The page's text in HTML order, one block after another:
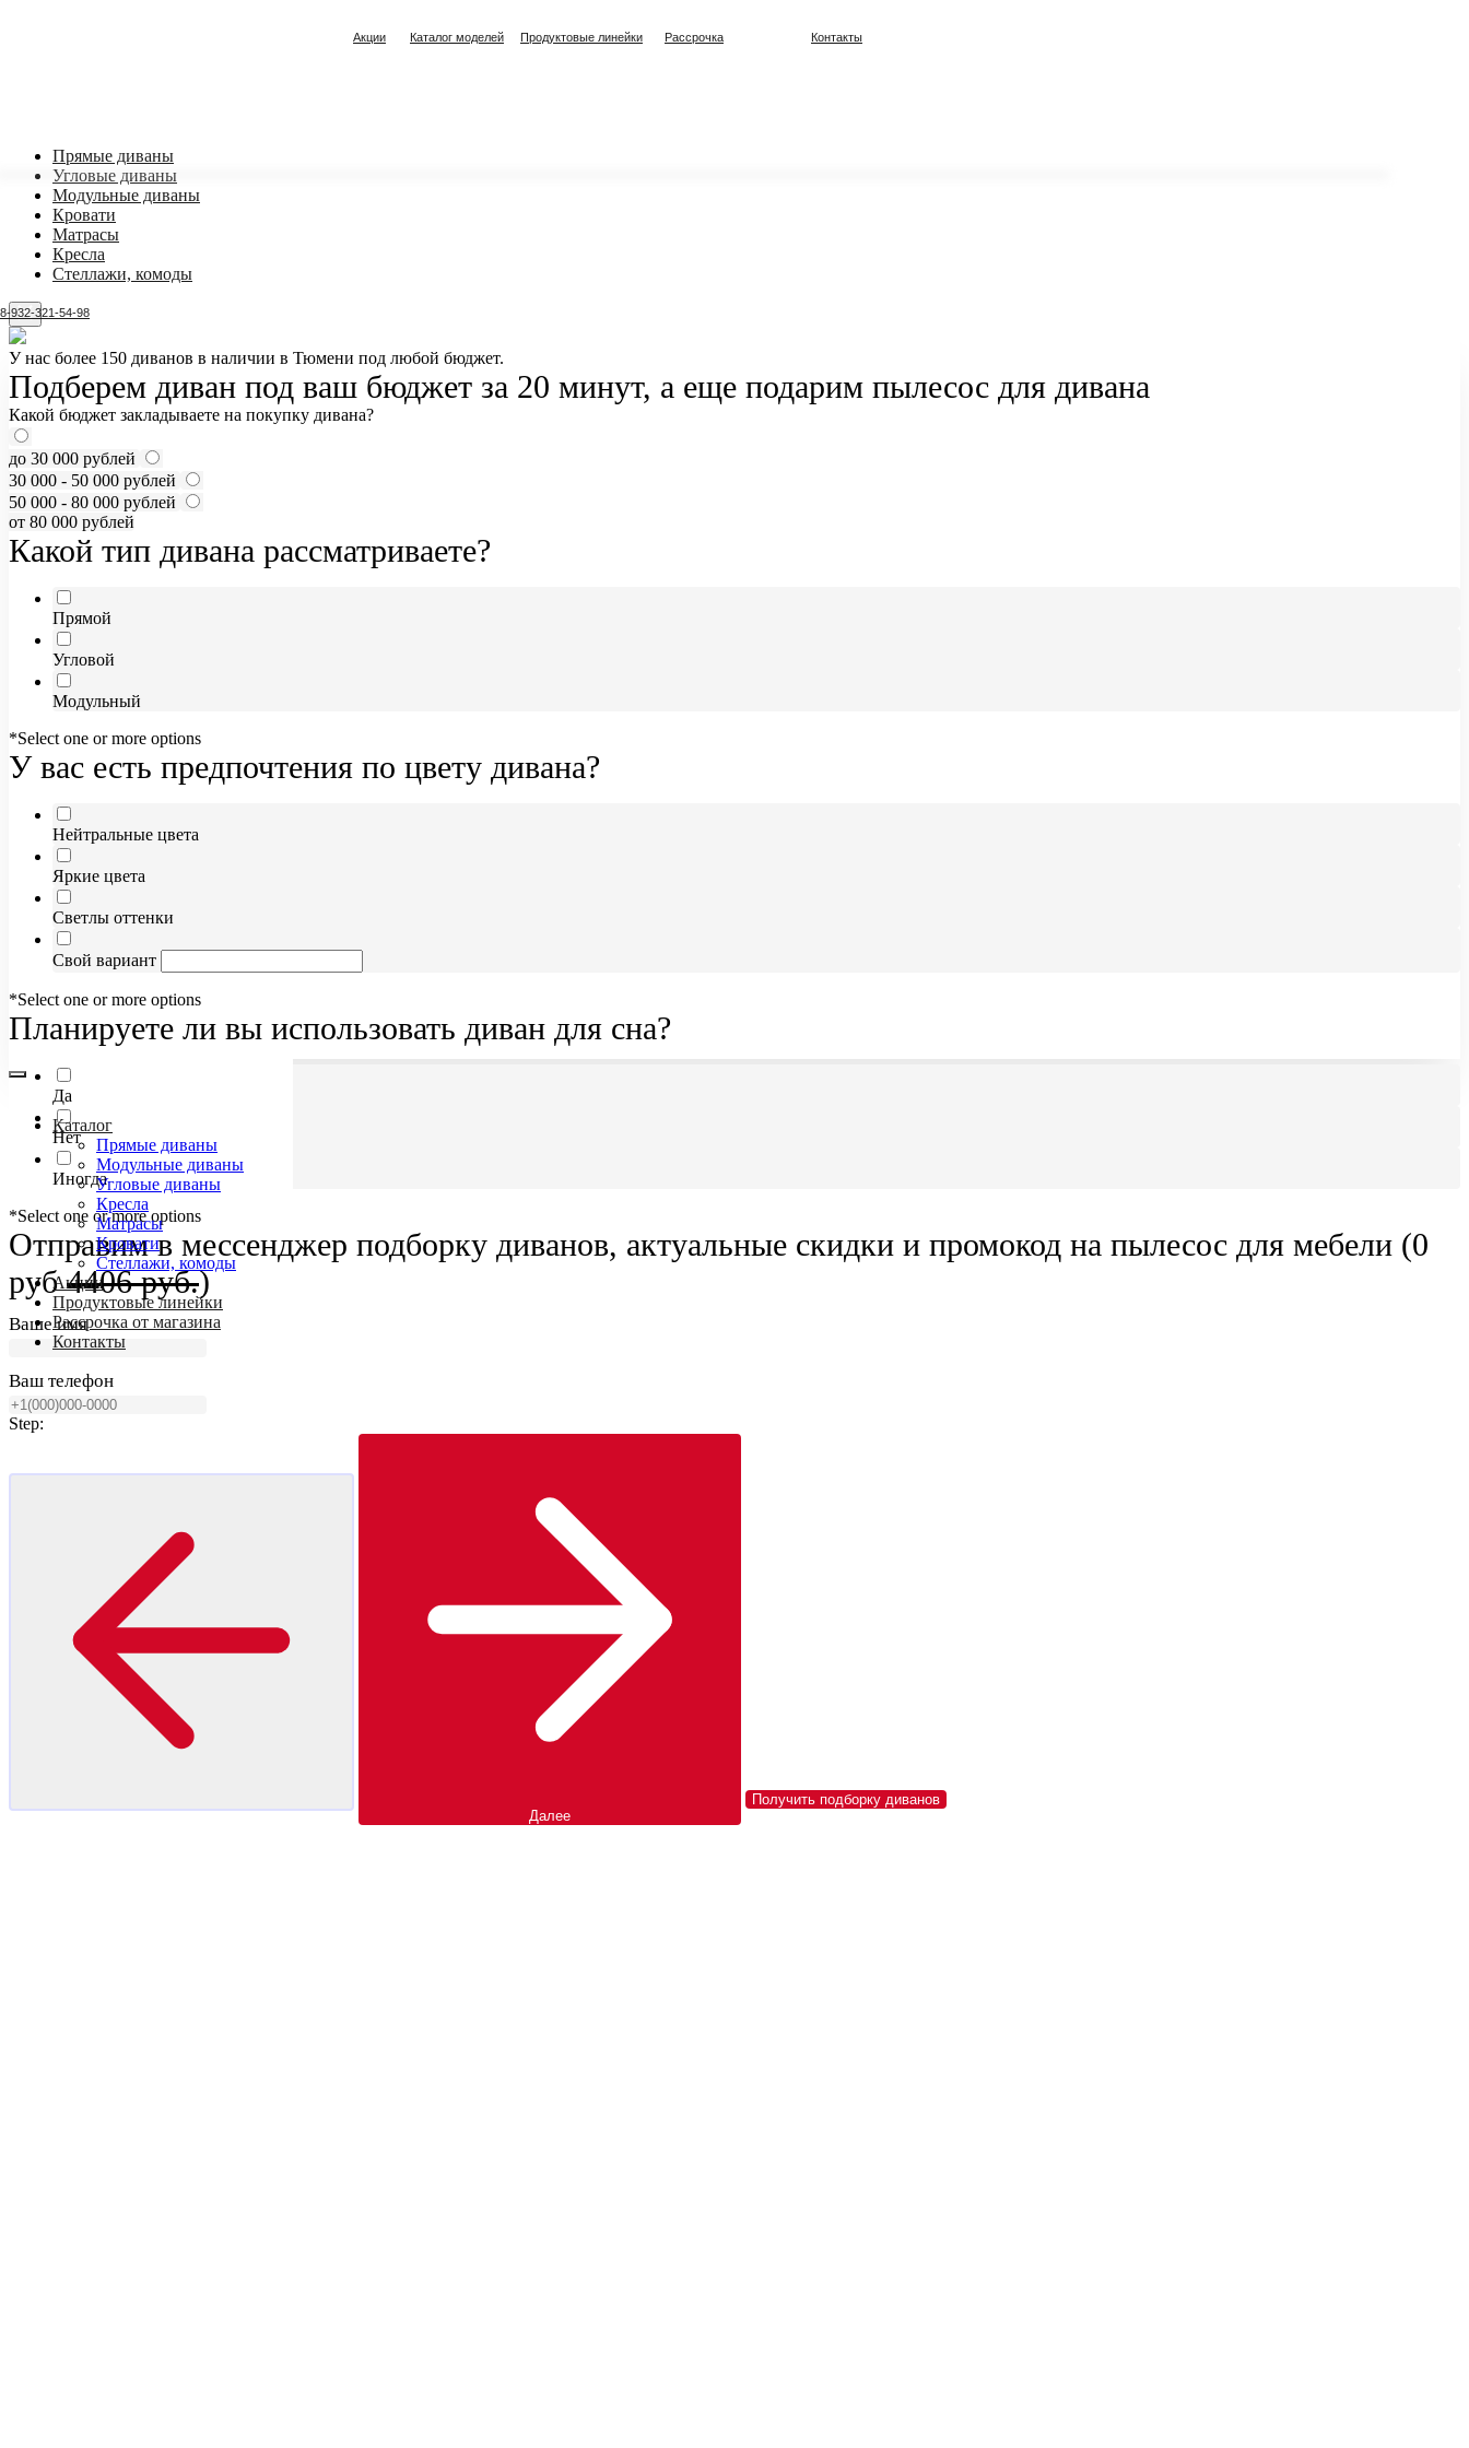
8-932-321-54-98
Акции Каталог моделей Продуктовые линейки Рассрочка Контакты
Прямые диваны
Угловые диваны
Модульные диваны
Кровати
Матрасы
Кресла
Стеллажи, комоды
У нас более 150 диванов в наличии в Тюмени под любой бюджет.
Подберем диван под ваш бюджет за 20 минут, а еще подарим пылесос для дивана
Какой бюджет закладываете на покупку дивана?
до 30 000 рублей
30 000 - 50 000 рублей
50 000 - 80 000 рублей
от 80 000 рублей
Какой тип дивана рассматриваете?
Прямой
Угловой
Модульный
*Select one or more options
У вас есть предпочтения по цвету дивана?
Нейтральные цвета
Яркие цвета
Светлы оттенки
Свой вариант
*Select one or more options
Планируете ли вы использовать диван для сна?
Да
Нет
Иногда
*Select one or more options
Отправим в мессенджер подборку диванов, актуальные скидки и промокод на пылесос для мебели (0
руб4406 руб.)
Ваше имя
Ваш телефон
Step:
Далее
Получить подборку диванов
Каталог
Прямые диваны
Модульные диваны
Угловые диваны
Кресла
Матрасы
Кровати
Стеллажи, комоды
Акции
Продуктовые линейки
Рассрочка от магазина
Контакты